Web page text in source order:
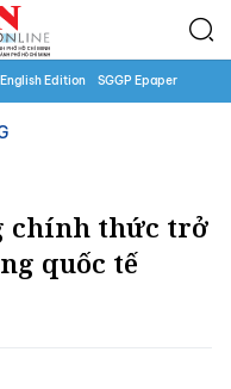
English Edition SGGP Epaper
chính thức trở
quốc tế